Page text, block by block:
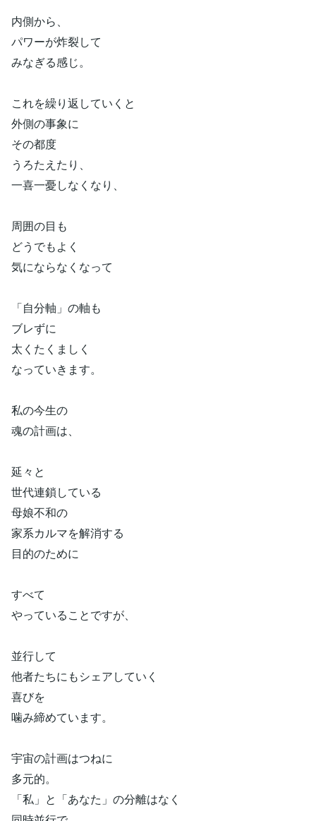
内側から、
パワーが炸裂して
みなぎる感じ。
これを繰り返していくと
外側の事象に
その都度
うろたえたり、
一喜一憂しなくなり、
周囲の目も
どうでもよく
気にならなくなって
「自分軸」の軸も
ブレずに
太くたくましく
なっていきます。
私の今生の
魂の計画は、
延々と
世代連鎖している
母娘不和の
家系カルマを解消する
目的のために
すべて
やっていることですが、
並行して
他者たちにもシェアしていく
喜びを
噛み締めています。
宇宙の計画はつねに
多元的。
「私」と「あなた」の分離はなく